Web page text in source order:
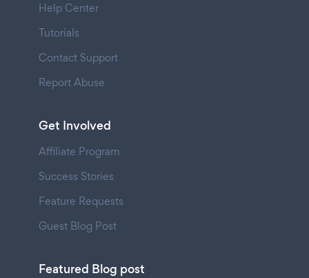
Help Center
Tutorials
Contact Support
Report Abuse
Get Involved
Affiliate Program
Success Stories
Feature Requests
Guest Blog Post
Featured Blog post